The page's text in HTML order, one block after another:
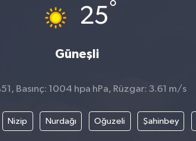
25°
Güneşli
Basınç: 1004 hpa hPa, Rüzgar: 3.61 m/s
Nizip Nurdağı Oğuzeli Şahinbey